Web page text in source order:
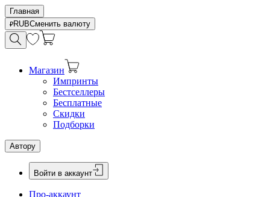
Главная
RUBСменить валюту
Магазин
Импринты
Бестселлеры
Бесплатные
Скидки
Подборки
Автору
Войти в аккаунт
Про-аккаунт